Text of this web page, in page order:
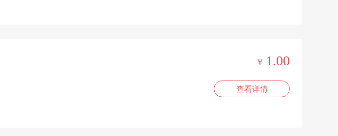
￥ 1.00
查看详情